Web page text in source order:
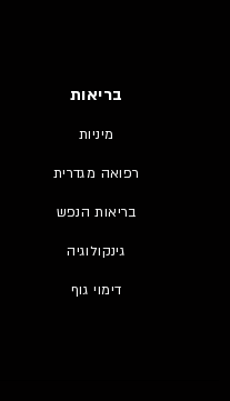
בריאות
מיניות
רפואה מגדרית
בריאות הנפש
גינקולוגיה
דימוי גוף